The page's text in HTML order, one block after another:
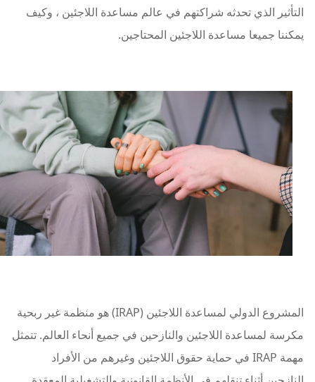
التأثير الذي تحدثه شراكتهم في عالم مساعدة اللاجئين ، وكيف
يمكننا جميعا مساعدة اللاجئين المحتاجين.
المشروع الدولي لمساعدة اللاجئين (IRAP) هو منظمة غير ربحية
مكرسة لمساعدة اللاجئين والنازحين في جميع أنحاء العالم. تتمثل
مهمة IRAP في حماية حقوق اللاجئين وغيرهم من الأفراد